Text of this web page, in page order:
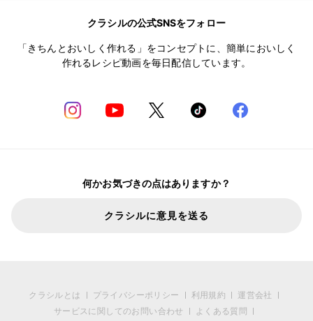
クラシルの公式SNSをフォロー
「きちんとおいしく作れる」をコンセプトに、簡単においしく
作れるレシピ動画を毎日配信しています。
何かお気づきの点はありますか？
クラシルに意見を送る
クラシルとは プライバシーポリシー 利用規約
運営会社
サービスに関してのお問い合わせ
よくある質問